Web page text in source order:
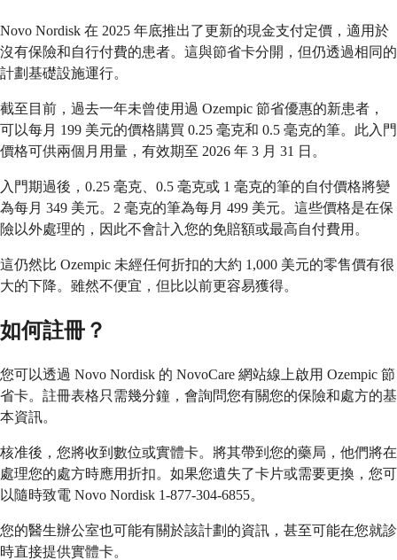
Novo Nordisk 在 2025 年底推出了更新的現金支付定價，適用於
沒有保險和自行付費的患者。這與節省卡分開，但仍透過相同的
計劃基礎設施運行。
截至目前，過去一年未曾使用過 Ozempic 節省優惠的新患者，
可以每月 199 美元的價格購買 0.25 毫克和 0.5 毫克的筆。此入門
價格可供兩個月用量，有效期至 2026 年 3 月 31 日。
入門期過後，0.25 毫克、0.5 毫克或 1 毫克的筆的自付價格將變
為每月 349 美元。2 毫克的筆為每月 499 美元。這些價格是在保
險以外處理的，因此不會計入您的免賠額或最高自付費用。
這仍然比 Ozempic 未經任何折扣的大約 1,000 美元的零售價有很
大的下降。雖然不便宜，但比以前更容易獲得。
如何註冊？
您可以透過 Novo Nordisk 的 NovoCare 網站線上啟用 Ozempic 節
省卡。註冊表格只需幾分鐘，會詢問您有關您的保險和處方的基
本資訊。
核准後，您將收到數位或實體卡。將其帶到您的藥局，他們將在
處理您的處方時應用折扣。如果您遺失了卡片或需要更換，您可
以隨時致電 Novo Nordisk 1-877-304-6855。
您的醫生辦公室也可能有關於該計劃的資訊，甚至可能在您就診
時直接提供實體卡。